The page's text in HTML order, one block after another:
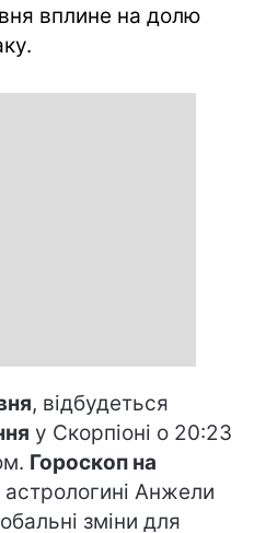
вплине на долю
, відбудеться
у Скорпіоні о 20:23
Гороскоп на
астрологині Анжели
зміни для